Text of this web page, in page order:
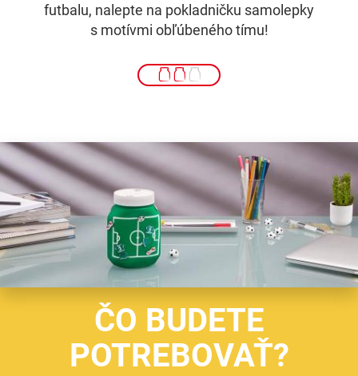
futbalu, nalepte na pokladničku samolepky
s motívmi obľúbeného tímu!
ČO BUDETE
POTREBOVAŤ?